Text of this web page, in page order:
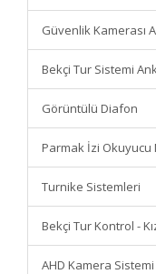
Güvenlik Kamerası
Bekçi Tur Sistemi
Görüntülü Diafon
Parmak İzi Okuyucu
Turnike Sistemleri
Bekçi Tur Kontrol -
AHD Kamera Sistemi